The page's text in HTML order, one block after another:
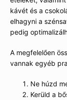
kávét és a
elhagyni a
pedig
A megfelelően
vannak egyéb
Ne húzd
Kerüld a